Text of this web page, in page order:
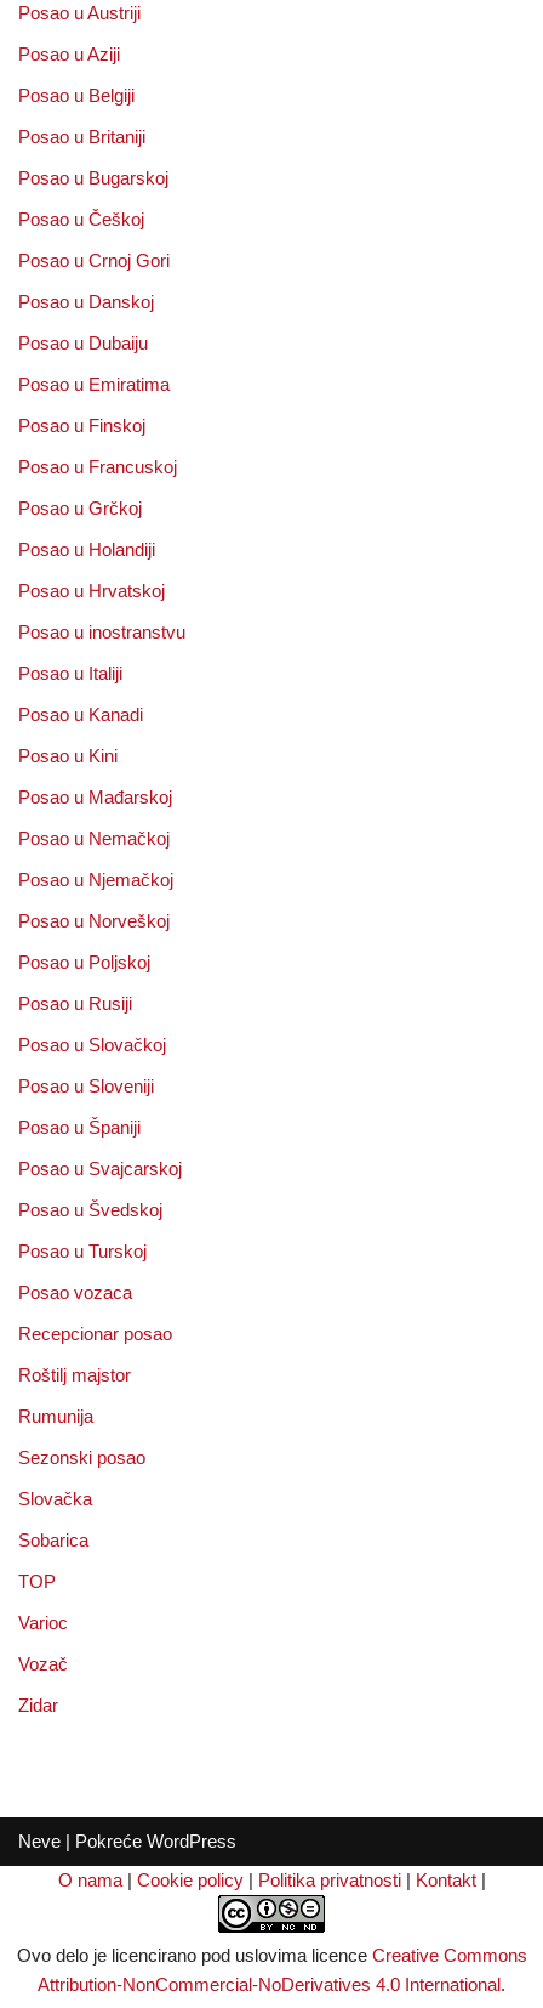
Posao u Austriji
Posao u Aziji
Posao u Belgiji
Posao u Britaniji
Posao u Bugarskoj
Posao u Češkoj
Posao u Crnoj Gori
Posao u Danskoj
Posao u Dubaiju
Posao u Emiratima
Posao u Finskoj
Posao u Francuskoj
Posao u Grčkoj
Posao u Holandiji
Posao u Hrvatskoj
Posao u inostranstvu
Posao u Italiji
Posao u Kanadi
Posao u Kini
Posao u Mađarskoj
Posao u Nemačkoj
Posao u Njemačkoj
Posao u Norveškoj
Posao u Poljskoj
Posao u Rusiji
Posao u Slovačkoj
Posao u Sloveniji
Posao u Španiji
Posao u Svajcarskoj
Posao u Švedskoj
Posao u Turskoj
Posao vozaca
Recepcionar posao
Roštilj majstor
Rumunija
Sezonski posao
Slovačka
Sobarica
TOP
Varioc
Vozač
Zidar
Neve | Pokreće WordPress
O nama | Cookie policy | Politika privatnosti | Kontakt |
Ovo delo je licencirano pod uslovima licence Creative Commons
Attribution-NonCommercial-NoDerivatives 4.0 International.